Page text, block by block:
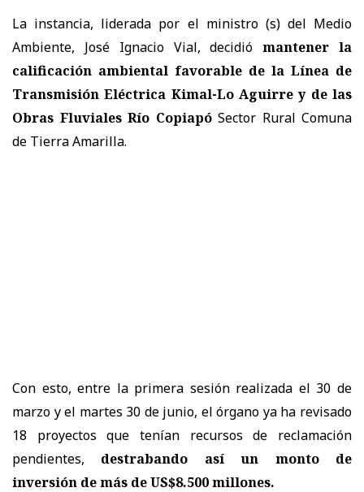
La instancia, liderada por el ministro (s) del Medio
Ambiente, José Ignacio Vial, decidiómantener la
calificación ambiental favorable de la Línea de
Transmisión Eléctrica Kimal-Lo Aguirre y de las
Obras Fluviales Río CopiapóSector Rural Comuna
de Tierra Amarilla.
Con esto, entre la primera sesión realizada el 30 de
marzo y el martes 30 de junio, el órgano ya ha revisado
18 proyectos que tenían recursos de reclamación
pendientes, destrabando así un monto de
inversión de más de US$8.500 millones.